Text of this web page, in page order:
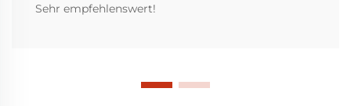
Sehr empfehlenswert!